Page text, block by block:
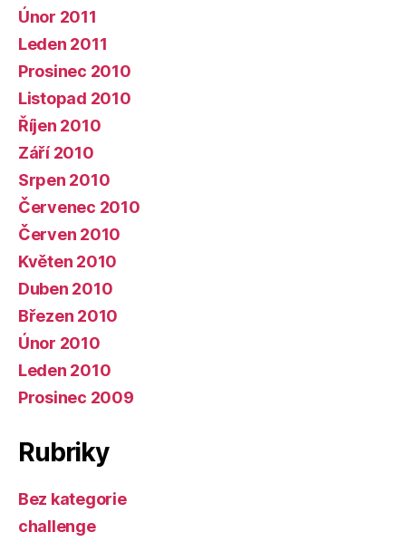
Únor 2011
Leden 2011
Prosinec 2010
Listopad 2010
Říjen 2010
Září 2010
Srpen 2010
Červenec 2010
Červen 2010
Květen 2010
Duben 2010
Březen 2010
Únor 2010
Leden 2010
Prosinec 2009
Rubriky
Bez kategorie
challenge